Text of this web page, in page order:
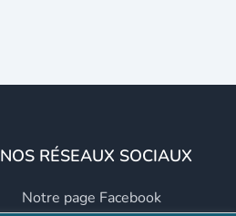
NOS RÉSEAUX SOCIAUX
Notre page Facebook